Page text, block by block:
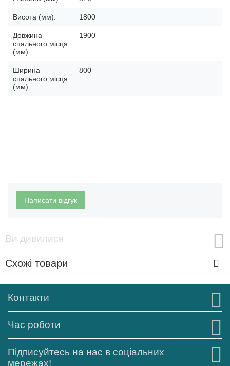
Висота (мм): 1800
Довжина
спального місця
(мм):
1900
Ширина
спального місця
(мм):
800
Написати відгук
Ви дивилися
Схожі товари
Контакти
Час роботи
Підписуйтесь на нас в соціальних
мережах!